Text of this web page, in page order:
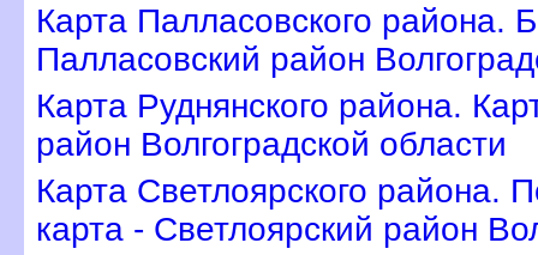
Карта Палласовского района.
Палласовский район
Карта Руднянского района.
район Волгоградской области
Карта Светлоярского района.
карта - Светлоярский район